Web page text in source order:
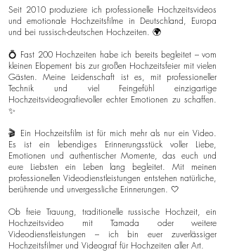
Seit 2010 produziere ich professionelle Hochzeitsvideos
und emotionale Hochzeitsfilme in Deutschland, Europa
und bei russisch-deutschen Hochzeiten. 🌍
💍 Fast 200 Hochzeiten habe ich bereits begleitet – vom
kleinen Elopement bis zur großen Hochzeitsfeier mit vielen
Gästen. Meine Leidenschaft ist es, mit professioneller
Technik und viel Feingefühl einzigartige
Hochzeitsvideografievoller echter Emotionen zu schaffen.
✨
🎬 Ein Hochzeitsfilm ist für mich mehr als nur ein Video.
Es ist ein lebendiges Erinnerungsstück voller Liebe,
Emotionen und authentischer Momente, das euch und
eure Liebsten ein Leben lang begleitet. Mit meinen
professionellen Videodienstleistungen entstehen natürliche,
berührende und unvergessliche Erinnerungen. 🤍
Ob freie Trauung, traditionelle russische Hochzeit, ein
Hochzeitsvideo mit Tamada oder weitere
Videodienstleistungen – ich bin euer zuverlässiger
Hochzeitsfilmer und Videograf für Hochzeiten aller Art.